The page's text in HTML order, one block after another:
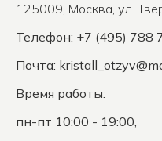
125009, Москва, ул.
Телефон: +7 (495) 788
Почта:
Время работы:
пн-пт 10:00 - 19:00,